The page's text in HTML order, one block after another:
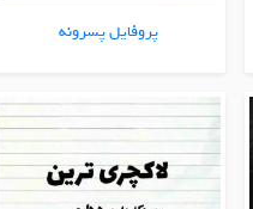
پروفایل پسرونه